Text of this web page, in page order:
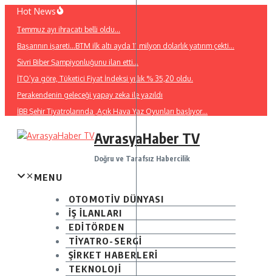
İçeriğe
Hot News
Temmuz ayı ihracatı belli oldu…
Başarının işareti…BTM ilk altı ayda 11 milyon dolarlık yatırım çekti…
Sivri Biber Şampiyonluğunu ilan etti…
İTO’ya göre, Tüketici Fiyat İndeksi yıllık % 35,20 oldu.
Perakendenin geleceği yapay zeka ile yazıldı
İBB Şehir Tiyatrolarında ,Açık Hava Yaz Oyunları başlıyor…
AvrasyaHaber TV
Doğru ve Tarafsız Habercilik
MENU
OTOMOTİV DÜNYASI
İŞ İLANLARI
EDİTÖRDEN
TİYATRO-SERGİ
ŞİRKET HABERLERİ
TEKNOLOJİ